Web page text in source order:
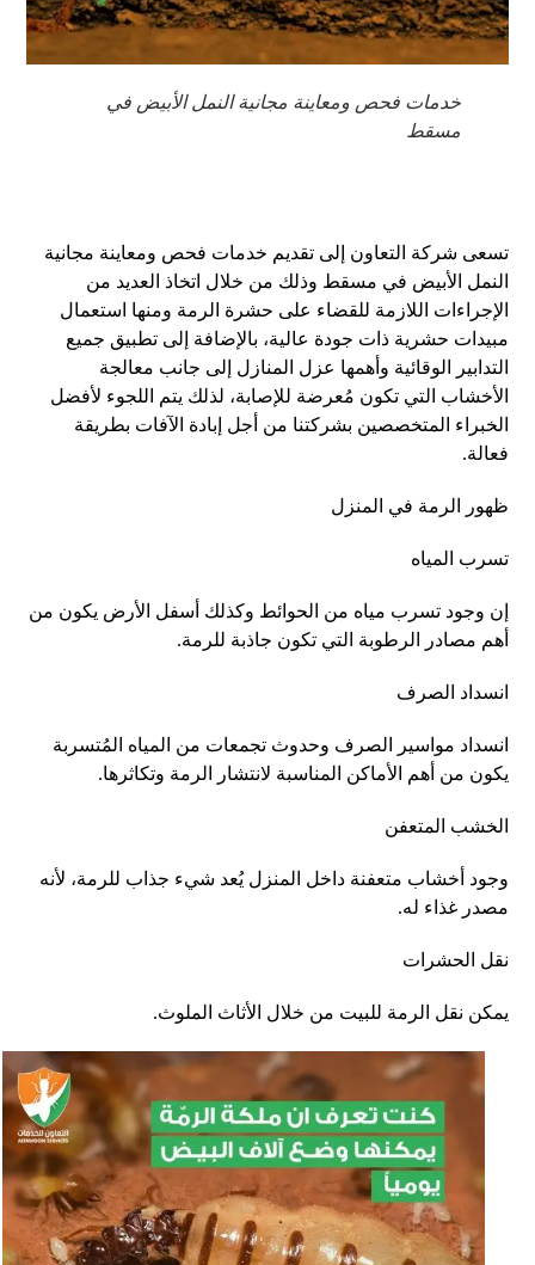
خدمات فحص ومعاينة مجانية النمل الأبيض في
مسقط
تسعى شركة التعاون إلى تقديم خدمات فحص ومعاينة مجانية
النمل الأبيض في مسقط وذلك من خلال اتخاذ العديد من
الإجراءات اللازمة للقضاء على حشرة الرمة ومنها استعمال
مبيدات حشرية ذات جودة عالية، بالإضافة إلى تطبيق جميع
التدابير الوقائية وأهمها عزل المنازل إلى جانب معالجة
الأخشاب التي تكون مُعرضة للإصابة، لذلك يتم اللجوء لأفضل
الخبراء المتخصصين بشركتنا من أجل إبادة الآفات بطريقة
فعالة.
ظهور الرمة في المنزل
تسرب المياه
إن وجود تسرب مياه من الحوائط وكذلك أسفل الأرض يكون من
أهم مصادر الرطوبة التي تكون جاذبة للرمة.
انسداد الصرف
انسداد مواسير الصرف وحدوث تجمعات من المياه المُتسربة
يكون من أهم الأماكن المناسبة لانتشار الرمة وتكاثرها.
الخشب المتعفن
وجود أخشاب متعفنة داخل المنزل يُعد شيء جذاب للرمة، لأنه
مصدر غذاء له.
نقل الحشرات
يمكن نقل الرمة للبيت من خلال الأثاث الملوث.